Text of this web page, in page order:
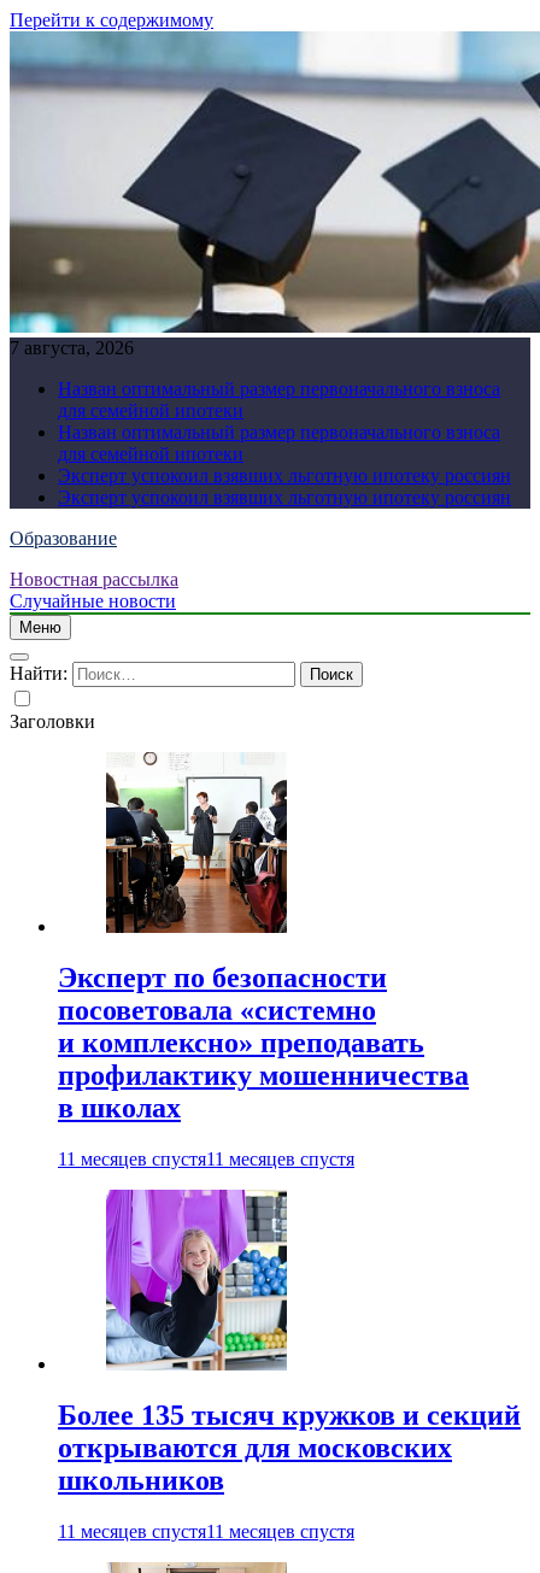
Перейти к содержимому
7 августа, 2026
Назван оптимальный размер первоначального взноса
для семейной ипотеки
Назван оптимальный размер первоначального взноса
для семейной ипотеки
Эксперт успокоил взявших льготную ипотеку россиян
Эксперт успокоил взявших льготную ипотеку россиян
Образование
Новостная рассылка
Случайные новости
Меню
Найти:
Заголовки
Эксперт по безопасности
посоветовала «системно
и комплексно» преподавать
профилактику мошенничества
в школах
11 месяцев спустя11 месяцев спустя
Более 135 тысяч кружков и секций
открываются для московских
школьников
11 месяцев спустя11 месяцев спустя